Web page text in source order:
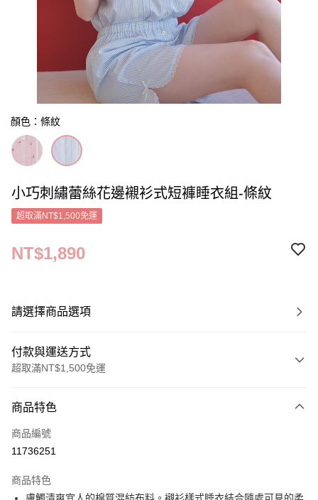
顏色：條紋
小巧刺繡蕾絲花邊襯衫式短褲睡衣組-條紋
超取滿NT$1,500免運
NT$1,890
請選擇商品選項
付款與運送方式
超取滿NT$1,500免運
信用卡一次付款
超商取貨付款
Apple Pay
商品特色
商品編號
11736251
商品特色